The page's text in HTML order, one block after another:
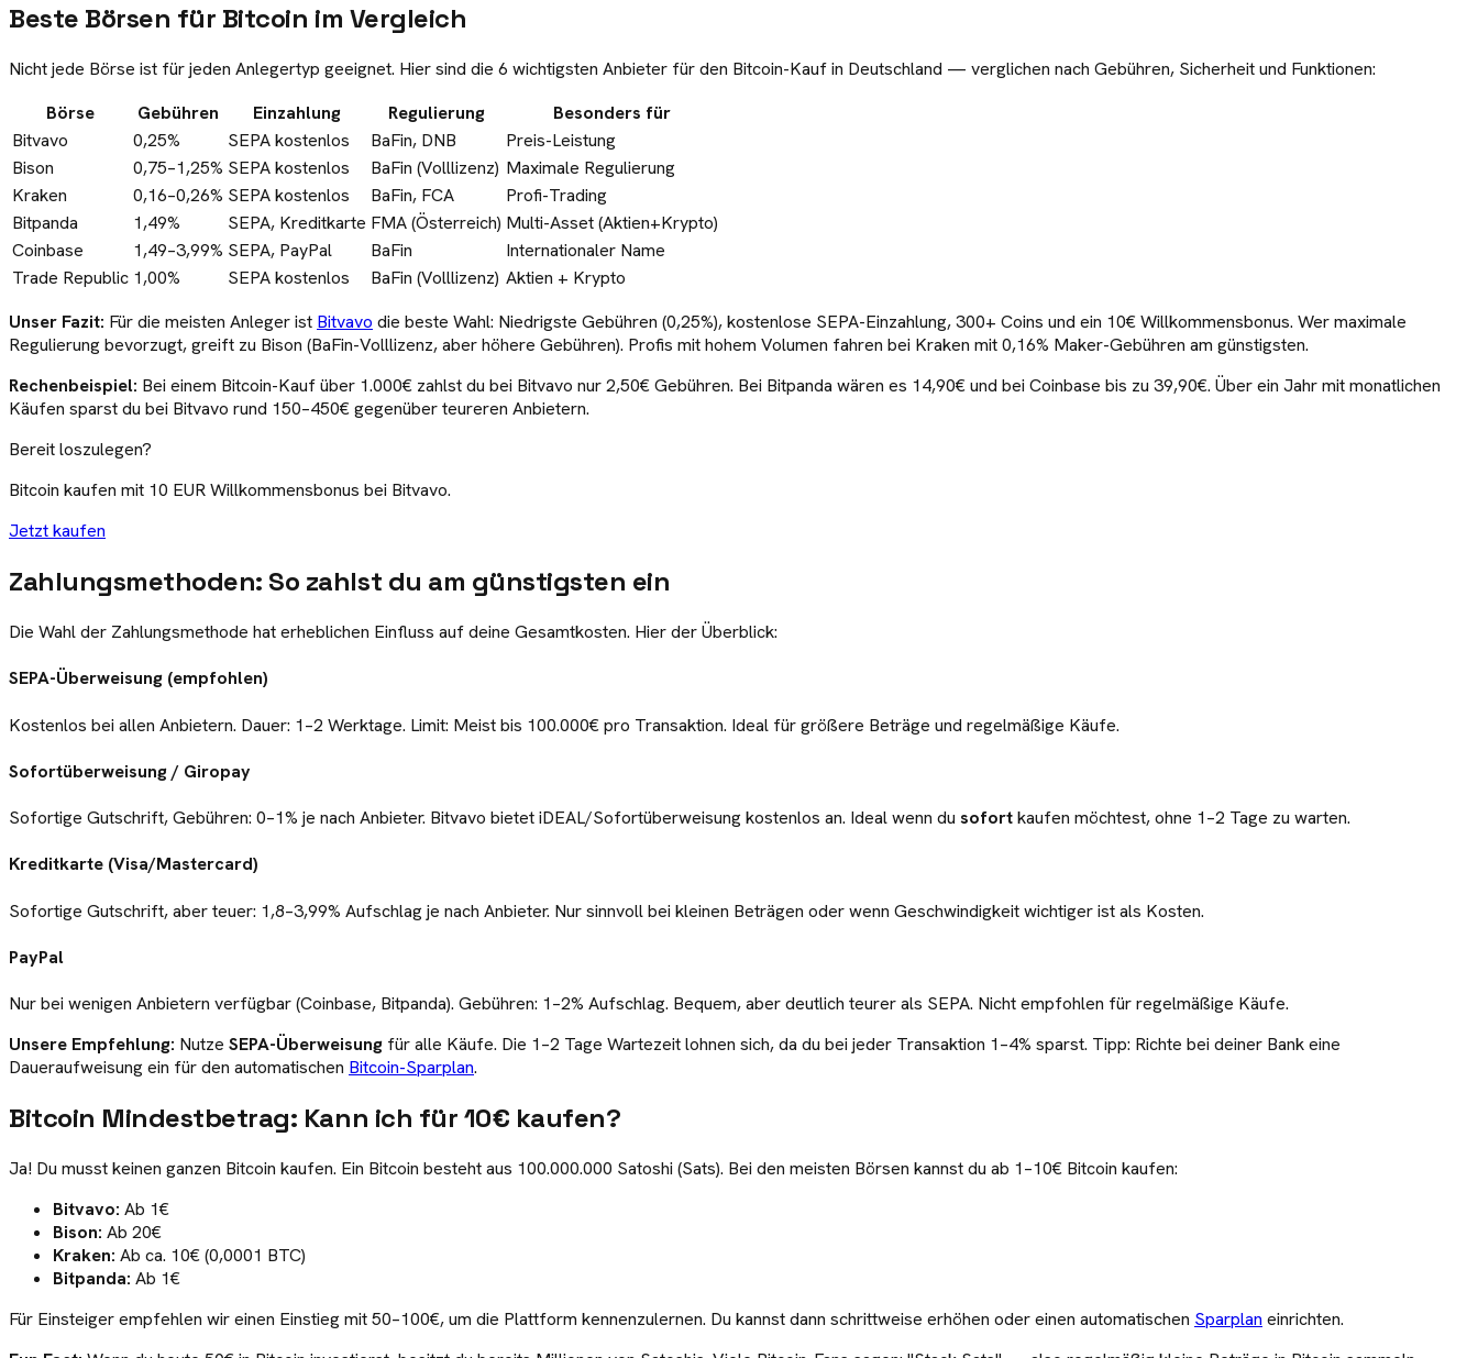
Beste Börsen für Bitcoin im Vergleich
Nicht jede Börse ist für jeden Anlegertyp geeignet. Hier sind die 6 wichtigsten Anbieter für den Bitcoin-Kauf in Deutschland — verglichen nach Gebühren, Sicherheit und Funktionen:
Börse
Gebühren Einzahlung Regulierung
Besonders für
Bitvavo
0,25% SEPA kostenlos BaFin, DNB
Preis-Leistung
Bison
0,75–1,25% SEPA kostenlos BaFin (Volllizenz) Maximale Regulierung
Kraken
0,16–0,26% SEPA kostenlos BaFin, FCA
Profi-Trading
Bitpanda
1,49% SEPA, Kreditkarte FMA (Österreich) Multi-Asset (Aktien+Krypto)
Coinbase
1,49–3,99% SEPA, PayPal BaFin
Internationaler Name
Trade Republic 1,00% SEPA kostenlos BaFin (Volllizenz) Aktien + Krypto
Unser Fazit: Für die meisten Anleger ist Bitvavo die beste Wahl: Niedrigste Gebühren (0,25%), kostenlose SEPA-Einzahlung, 300+ Coins und ein 10€ Willkommensbonus. Wer maximale
Regulierung bevorzugt, greift zu Bison (BaFin-Volllizenz, aber höhere Gebühren). Profis mit hohem Volumen fahren bei Kraken mit 0,16% Maker-Gebühren am günstigsten.
Rechenbeispiel: Bei einem Bitcoin-Kauf über 1.000€ zahlst du bei Bitvavo nur 2,50€ Gebühren. Bei Bitpanda wären es 14,90€ und bei Coinbase bis zu 39,90€. Über ein Jahr mit monatlichen
Käufen sparst du bei Bitvavo rund 150–450€ gegenüber teureren Anbietern.
Bereit loszulegen?
Bitcoin kaufen mit 10 EUR Willkommensbonus bei Bitvavo.
Jetzt kaufen
Zahlungsmethoden: So zahlst du am günstigsten ein
Die Wahl der Zahlungsmethode hat erheblichen Einfluss auf deine Gesamtkosten. Hier der Überblick:
SEPA-Überweisung (empfohlen)
Kostenlos bei allen Anbietern. Dauer: 1–2 Werktage. Limit: Meist bis 100.000€ pro Transaktion. Ideal für größere Beträge und regelmäßige Käufe.
Sofortüberweisung / Giropay
Sofortige Gutschrift, Gebühren: 0–1% je nach Anbieter. Bitvavo bietet iDEAL/Sofortüberweisung kostenlos an. Ideal wenn du sofortkaufen möchtest, ohne 1–2 Tage zu warten.
Kreditkarte (Visa/Mastercard)
Sofortige Gutschrift, aber teuer: 1,8–3,99% Aufschlag je nach Anbieter. Nur sinnvoll bei kleinen Beträgen oder wenn Geschwindigkeit wichtiger ist als Kosten.
PayPal
Nur bei wenigen Anbietern verfügbar (Coinbase, Bitpanda). Gebühren: 1–2% Aufschlag. Bequem, aber deutlich teurer als SEPA. Nicht empfohlen für regelmäßige Käufe.
Unsere Empfehlung: Nutze SEPA-Überweisung für alle Käufe. Die 1–2 Tage Wartezeit lohnen sich, da du bei jeder Transaktion 1–4% sparst. Tipp: Richte bei deiner Bank eine
Daueraufweisung ein für den automatischen Bitcoin-Sparplan.
Bitcoin Mindestbetrag: Kann ich für 10€ kaufen?
Ja! Du musst keinen ganzen Bitcoin kaufen. Ein Bitcoin besteht aus 100.000.000 Satoshi (Sats). Bei den meisten Börsen kannst du ab 1–10€ Bitcoin kaufen:
Bitvavo: Ab 1€
Bison: Ab 20€
Kraken: Ab ca. 10€ (0,0001 BTC)
Bitpanda: Ab 1€
Für Einsteiger empfehlen wir einen Einstieg mit 50–100€, um die Plattform kennenzulernen. Du kannst dann schrittweise erhöhen oder einen automatischen Sparplan einrichten.